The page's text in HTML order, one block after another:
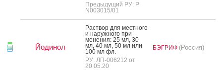
Предыдущий РУ: Р
N003015/01
Йодинол
Рас­твор для мес­тно­го
и на­руж­но­го при­
мене­ния: 25 мл, 30
мл, 40 мл, 50 мл или
100 мл фл.
РУ: ЛП-006212 от
20.05.20
БЭГРИФ (Россия)